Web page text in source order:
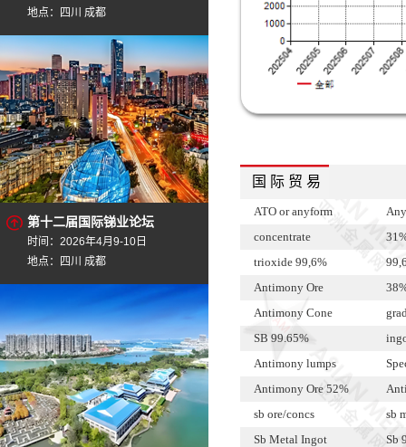
地点：四川 成都
第十二届国际锑业论坛
时间：2026年4月9-10日
地点：四川 成都
国 际 贸 易
ATO or anyform
concentrate
trioxide 99,6%
Antimony Ore
Antimony Cone
SB 99.65%
Antimony lumps
Antimony Ore 52%
sb ore/concs
sb
Sb Metal Ingot
Sb